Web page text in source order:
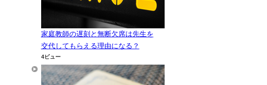
家庭教師の遅刻と無断欠席は先生を
交代してもらえる理由になる？
4ビュー